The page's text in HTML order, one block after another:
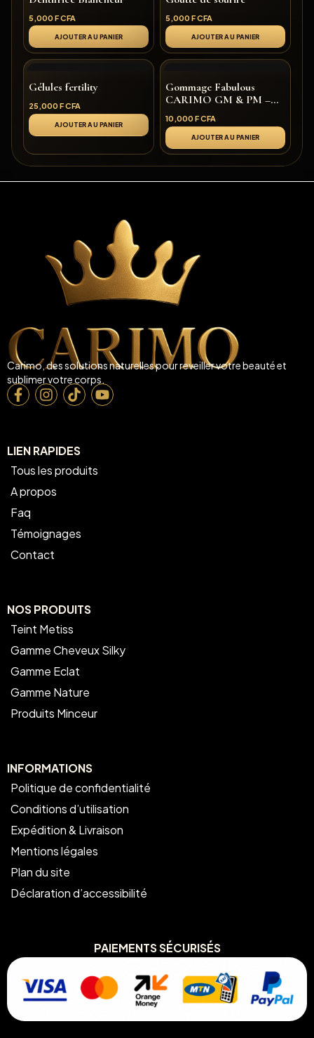
5,000 F CFA
AJOUTER AU PANIER
5,000 F CFA
AJOUTER AU PANIER
Gélules fertility
25,000 F CFA
AJOUTER AU PANIER
Gommage Fabulous
CARIMO GM & PM –
Visage et Corps
10,000 F CFA
AJOUTER AU PANIER
Carimo, des solutions naturelles pour reveiller votre beauté et
sublimer votre corps.
LIEN RAPIDES
Tous les produits
A propos
Faq
Témoignages
Contact
NOS PRODUITS
Teint Metiss
Gamme Cheveux Silky
Gamme Eclat
Gamme Nature
Produits Minceur
INFORMATIONS
Politique de confidentialité
Conditions d’utilisation
Expédition & Livraison
Mentions légales
Plan du site
Déclaration d’accessibilité
PAIEMENTS SÉCURISÉS